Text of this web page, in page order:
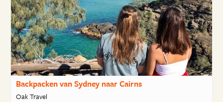
Backpacken van Sydney naar Cairns
Oak Travel